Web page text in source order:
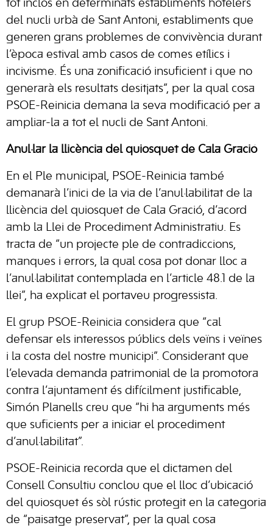
tot inclòs en determinats establiments hotelers
del nucli urbà de Sant Antoni, establiments que
generen grans problemes de convivència durant
l’època estival amb casos de comes etílics i
incivisme. És una zonificació insuficient i que no
generarà els resultats desitjats”, per la qual cosa
PSOE-Reinicia demana la seva modificació per a
ampliar-la a tot el nucli de Sant Antoni.
Anul·lar la llicència del quiosquet de Cala Gració
En el Ple municipal, PSOE-Reinicia també
demanarà l’inici de la via de l’anul·labilitat de la
llicència del quiosquet de Cala Gració, d’acord
amb la Llei de Procediment Administratiu. Es
tracta de “un projecte ple de contradiccions,
manques i errors, la qual cosa pot donar lloc a
l’anul·labilitat contemplada en l’article 48.1 de la
llei”, ha explicat el portaveu progressista.
El grup PSOE-Reinicia considera que “cal
defensar els interessos públics dels veïns i veïnes
i la costa del nostre municipi”. Considerant que
l’elevada demanda patrimonial de la promotora
contra l’ajuntament és difícilment justificable,
Simón Planells creu que “hi ha arguments més
que suficients per a iniciar el procediment
d’anul·labilitat”.
PSOE-Reinicia recorda que el dictamen del
Consell Consultiu conclou que el lloc d’ubicació
del quiosquet és sòl rústic protegit en la categoria
de “paisatge preservat”, per la qual cosa